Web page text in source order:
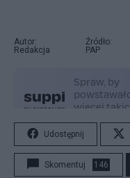
Autor:
Redakcja
Źródło:
PAP
Udostępnij
Skomentuj 146